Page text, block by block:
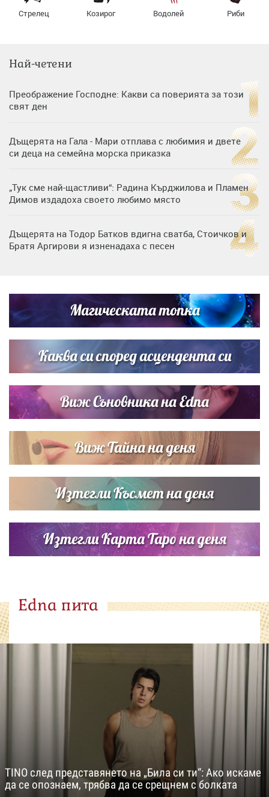
Стрелец Козирог Водолей Риби
Най-четени
Преображение Господне: Какви са поверията за този
свят ден
Дъщерята на Гала - Мари отплава с любимия и двете
си деца на семейна морска приказка
„Тук сме най-щастливи“: Радина Кърджилова и Пламен
Димов издадоха своето любимо място
Дъщерята на Тодор Батков вдигна сватба, Стоичков и
Братя Аргирови я изненадаха с песен
Списъкът е ясен: Джей Ло и Риана във ВИП гостите на
сватбата на Роналдо
Магическата топка
Каква си според асцендента си
Виж Съновника на Edna
Виж Тайна на деня
Изтегли Късмет на деня
Изтегли Карта Таро на деня
Edna пита
TINO след представянето на „Била си ти“: Ако искаме
да се опознаем, трябва да се срещнем с болката